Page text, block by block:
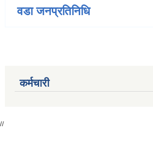
वडा जनप्रतिनिधि
कर्मचारी
//